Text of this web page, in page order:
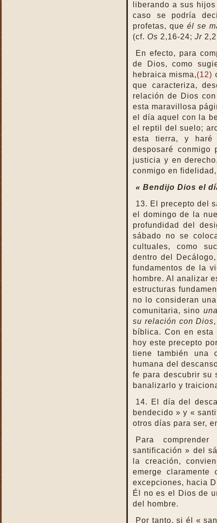
liberando a sus
caso se podría
profetas, que él se
(cf. Os 2,16-24; Jr
En efecto, para
de Dios, como
hebraica misma,(12)
que caracteriza,
relación de Dios
esta maravillosa
el día aquel con la
el reptil del suelo;
esta tierra, y haré
desposaré conmigo
justicia y en
conmigo en
« Bendijo Dios el
13. El precepto del
el domingo de la
profundidad del
sábado no se
cultuales, como
dentro del
fundamentos de la
hombre. Al analizar
estructuras
no lo consideran
comunitaria, sino
su relación con Dios
bíblica. Con en esta
hoy este precepto
tiene también una
humana del
fe para descubrir su
banalizarlo y
14. El día del
bendecido » y «
otros días para ser,
Para
santificación » del
la creación,
emerge claramente
excepciones, hacia
Él no es el Dios de
del hombre.
Por tanto, si él «